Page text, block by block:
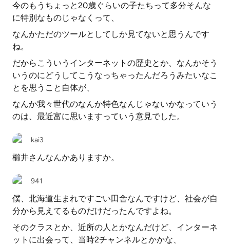
今のもうちょっと20歳ぐらいの子たちって多分そんな
に特別なものじゃなくって、
なんかただのツールとしてしか見てないと思うんです
ね。
だからこういうインターネットの歴史とか、なんかそう
いうのにどうしてこうなっちゃったんだろうみたいなこ
とを思うこと自体が、
なんか我々世代のなんか特色なんじゃないかなっていう
のは、最近富に思いますっていう意見でした。
kai3
櫛井さんなんかありますか。
941
僕、北海道生まれですごい田舎なんですけど、社会が自
分から見えてるものだけだったんですよね。
そのクラスとか、近所の人とかなんだけど、インターネ
ットに出会って、当時2チャンネルとかかな、